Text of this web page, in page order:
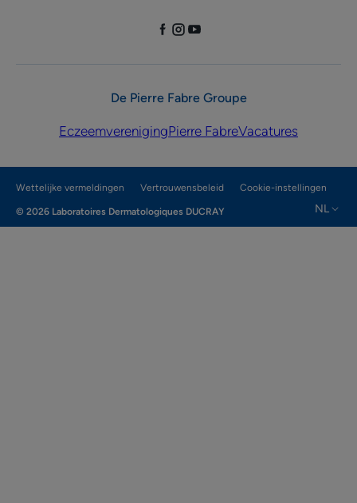
De Pierre Fabre Groupe
EczeemverenigingPierre FabreVacatures
Wettelijke vermeldingen Vertrouwensbeleid Cookie-instellingen
© 2026 Laboratoires Dermatologiques DUCRAY NL